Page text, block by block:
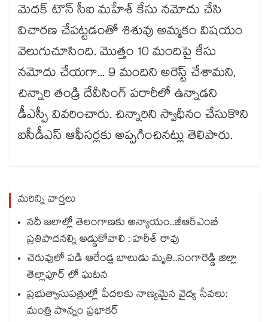
మెదక్‌‌‌‌ టౌన్‌‌‌‌ సీఐ మహేశ్‌‌‌‌ కేసు నమోదు చేసి
విచారణ చేపట్టడంతో శిశువు అమ్మకం విషయం
వెలుగుచూసింది. మొత్తం 10 మందిపై కేసు
నమోదు చేయగా... 9 మందిని అరెస్ట్ చేశామని,
చిన్నారి తండ్రి దేవీసింగ్‌‌‌‌ పరారీలో ఉన్నాడని
డీఎస్పీ వివరించారు. చిన్నారిని స్వాధీనం చేసుకొని
ఐసీడీఎస్‌‌‌‌ ఆఫీసర్లకు అప్పగించినట్లు తెలిపారు.
మరిన్ని వార్తలు
నదీ జలాల్లో తెలంగాణకు అన్యాయం..జీఆర్ఎంబీ
ప్రతిపాదనల్ని అడ్డుకోవాలి : హరీశ్ రావు
చెరువులో పడి ఆరేండ్ల బాలుడు మృతి..సంగారెడ్డి జిల్లా
తెల్లాపూర్ లో ఘటన
ప్రభుత్వాసుపత్రుల్లో పేదలకు నాణ్యమైన వైద్య సేవలు:
మంత్రి పొన్నం ప్రభాకర్